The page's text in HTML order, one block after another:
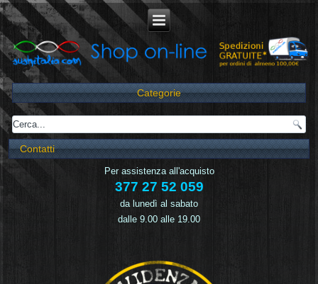
Categorie
Contatti
Per assistenza all'acquisto
377 27 52 059
da lunedì al sabato
dalle 9.00 alle 19.00